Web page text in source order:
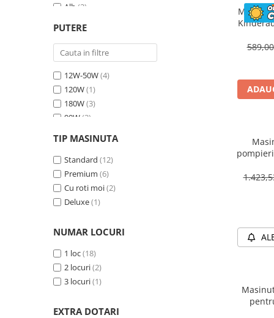
Alb (2)
Galben
PUTERE
12W-50W(4)
120W(1)
180W(3)
90W (3)
30W (1)
60W(2)
TIP MASINUTA
Standard (12)
Premium (6)
Cu roti moi(2)
Deluxe(1)
NUMAR LOCURI
1 loc(18)
2 locuri(2)
3 locuri(1)
EXTRA DOTARI